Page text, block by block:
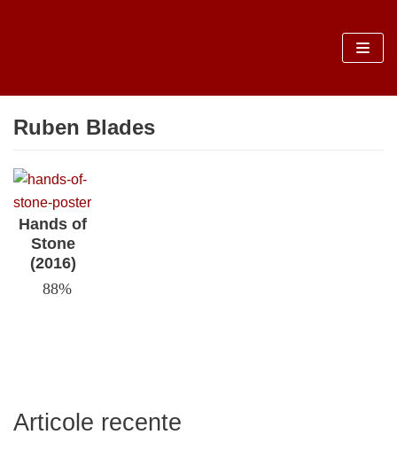
conținut
Ruben Blades
Hands of
Stone
(2016)
88%
Articole recente